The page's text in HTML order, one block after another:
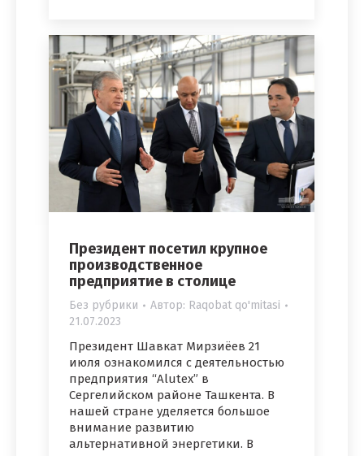
Президент посетил крупное
производственное
предприятие в столице
Без рубрики Автор: Raqobat qo'mitasi
21.07.2023
Президент Шавкат Мирзиёев 21
июля ознакомился с деятельностью
предприятия “Alutex” в
Сергелийском районе Ташкента. В
нашей стране уделяется большое
внимание развитию
альтернативной энергетики. В